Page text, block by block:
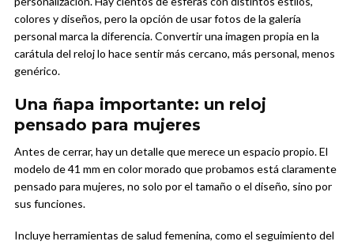
colores y diseños, pero la opción de usar fotos de la galería
personal marca la diferencia. Convertir una imagen propia en la
carátula del reloj lo hace sentir más cercano, más personal, menos
genérico.
Una ñapa importante: un reloj
pensado para mujeres
Antes de cerrar, hay un detalle que merece un espacio propio. El
modelo de 41 mm en color morado que probamos está claramente
pensado para mujeres, no solo por el tamaño o el diseño, sino por
sus funciones.
Incluye herramientas de salud femenina, como el seguimiento del